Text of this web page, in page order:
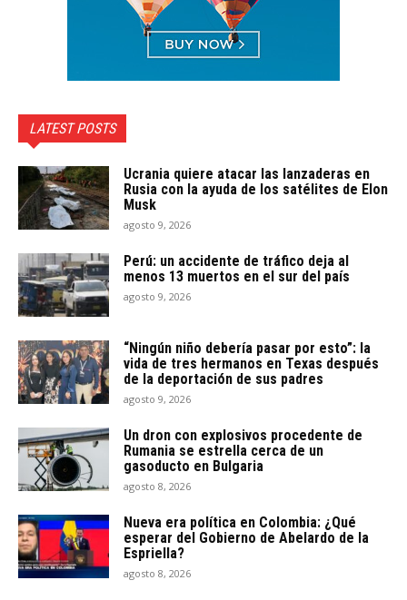
LATEST POSTS
Ucrania quiere atacar las lanzaderas en
Rusia con la ayuda de los satélites de Elon
Musk
agosto 9, 2026
Perú: un accidente de tráfico deja al
menos 13 muertos en el sur del país
agosto 9, 2026
“Ningún niño debería pasar por esto”: la
vida de tres hermanos en Texas después
de la deportación de sus padres
agosto 9, 2026
Un dron con explosivos procedente de
Rumania se estrella cerca de un
gasoducto en Bulgaria
agosto 8, 2026
Nueva era política en Colombia: ¿Qué
esperar del Gobierno de Abelardo de la
Espriella?
agosto 8, 2026